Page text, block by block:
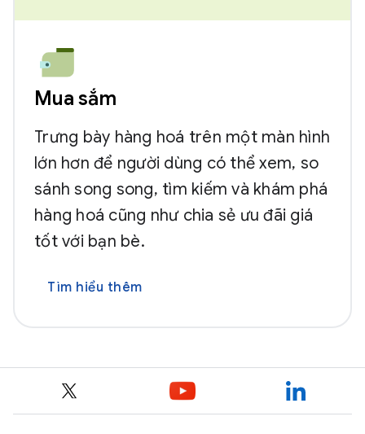
Mua sắm
Trưng bày hàng hoá trên một màn hình
lớn hơn để người dùng có thể xem, so
sánh song song, tìm kiếm và khám phá
hàng hoá cũng như chia sẻ ưu đãi giá
tốt với bạn bè.
Tìm hiểu thêm